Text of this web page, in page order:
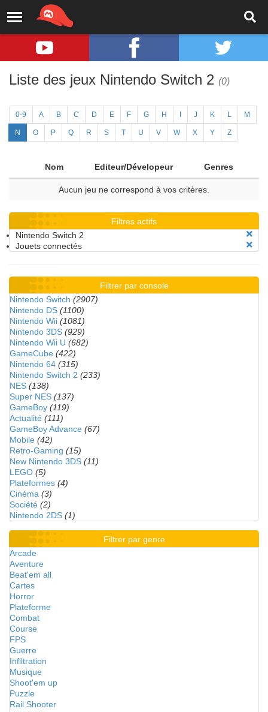
Liste des jeux Nintendo Switch 2 (0)
0-9 A B C D E F G H J K L M
N O P Q R S T U V W X Y Z
Nom Editeur/Dévelopeur Genres
Aucun jeu ne correspond à vos critères.
Filtres actifs
Nintendo Switch 2
Jouets connectés
Filtrer par console
Nintendo Switch (2907)
Nintendo DS (1100)
Nintendo Wii (1081)
Nintendo 3DS (929)
Nintendo Wii U (682)
GameCube (422)
Nintendo 64 (315)
Nintendo Switch 2 (233)
NES (138)
Super NES (137)
GameBoy (119)
Actualité (111)
GameBoy Advance (67)
Mobile (42)
Retro-Gaming (15)
New Nintendo 3DS (11)
LEGO (5)
Plateformes (4)
Cinéma (3)
Société (2)
Nintendo 2DS (1)
Filtrer par genre
Arcade
Aventure
Beat'em all
Cartes
Horror
Plateforme
Combat
Course
FPS
Guerre
Infiltration
Musique
Shoot'em up
Puzzle
Rail Shooter